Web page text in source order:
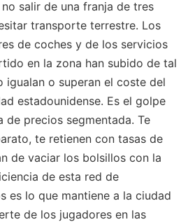
salir de una franja de tres
transporte terrestre. Los
de coches y de los servicios
en la zona han subido de tal
igualan o superan el coste del
estadounidense. Es el golpe
de precios segmentada. Te
te retienen con tasas de
de vaciar los bolsillos con la
de esta red de
es lo que mantiene a la ciudad
de los jugadores en las